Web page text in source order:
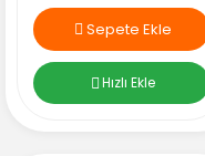
Sepete Ekle
Hızlı Ekle